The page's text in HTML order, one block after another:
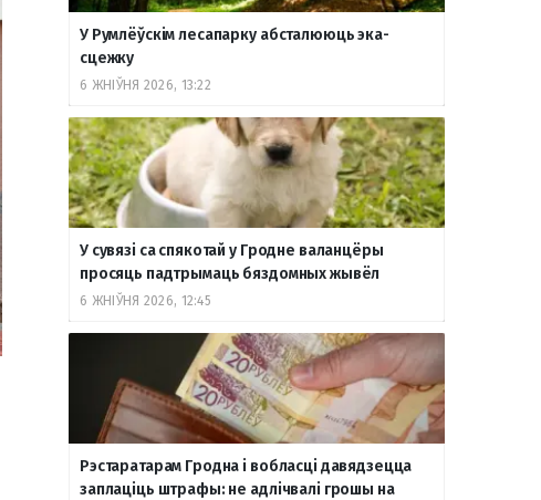
У Румлёўскім лесапарку абсталююць эка-
сцежку
6 ЖНІЎНЯ 2026, 13:22
У сувязі са спякотай у Гродне валанцёры
просяць падтрымаць бяздомных жывёл
6 ЖНІЎНЯ 2026, 12:45
Рэстаратарам Гродна і вобласці давядзецца
заплаціць штрафы: не адлічвалі грошы на